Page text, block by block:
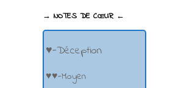
→ NOTES DE CŒUR ←
♥-Déception
♥♥-Moyen